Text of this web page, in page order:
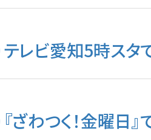
テレビ愛知5時スタ
ざわつく！金曜日